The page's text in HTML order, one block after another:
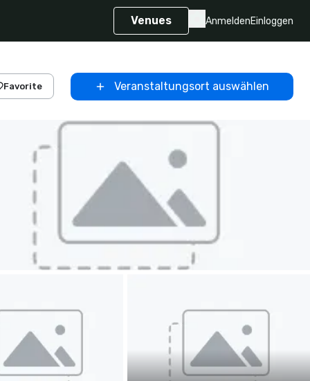
Venues AnmeldenEinloggen
Favorite Veranstaltungsort auswählen